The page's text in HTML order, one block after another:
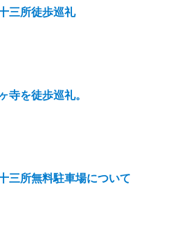
三所徒歩巡礼
寺を徒歩巡礼。
三所無料駐車場について